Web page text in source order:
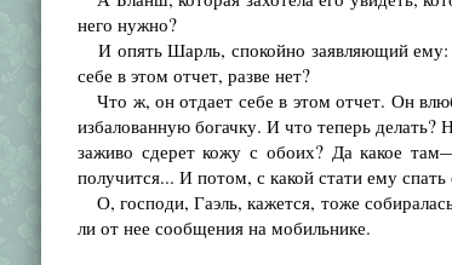
него нужно?
И опять Шарль, спокойно заявляющий
себе в этом отчет, разве нет?
Что ж, он отдает себе в этом отчет. Он
избалованную богачку. И что теперь делать?
заживо сдерет кожу с обоих? Да какое
получится... И потом, с какой стати ему
О, господи, Гаэль, кажется, тоже
ли от нее сообщения на мобильнике.